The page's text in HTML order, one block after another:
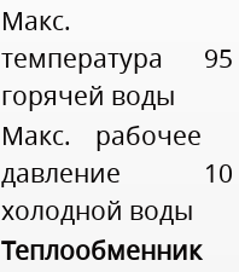
Макс.
температура
горячей воды
95
Макс. рабочее
давление
холодной воды
10
Теплообменник